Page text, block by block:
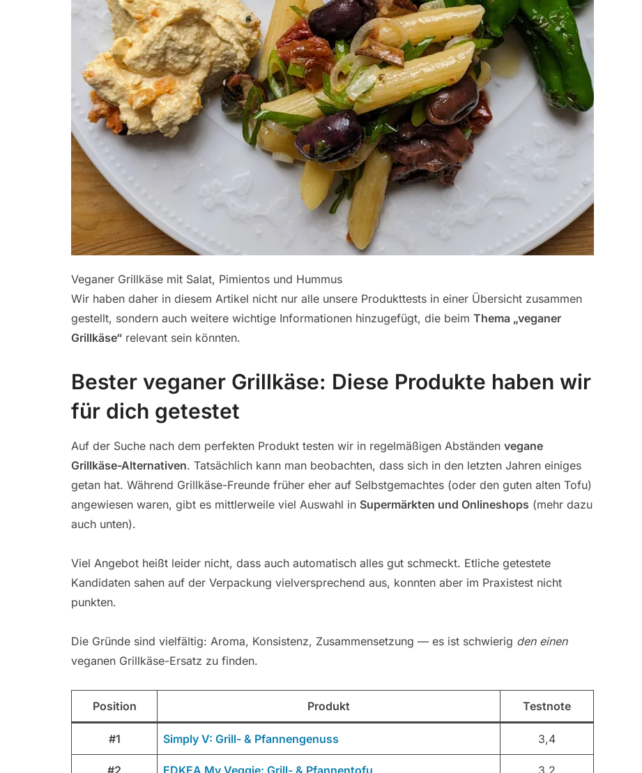
Veganer Grillkäse mit Salat, Pimientos und Hummus
Wir haben daher in diesem Artikel nicht nur alle unsere Produkttests in einer Übersicht zusammen
gestellt, sondern auch weitere wichtige Informationen hinzugefügt, die beim Thema „veganer
Grillkäse“ relevant sein könnten.
Bester veganer Grillkäse: Diese Produkte haben wir
für dich getestet
Auf der Suche nach dem perfekten Produkt testen wir in regelmäßigen Abständen vegane
Grillkäse-Alternativen. Tatsächlich kann man beobachten, dass sich in den letzten Jahren einiges
getan hat. Während Grillkäse-Freunde früher eher auf Selbstgemachtes (oder den guten alten Tofu)
angewiesen waren, gibt es mittlerweile viel Auswahl in Supermärkten und Onlineshops (mehr dazu
auch unten).
Viel Angebot heißt leider nicht, dass auch automatisch alles gut schmeckt. Etliche getestete
Kandidaten sahen auf der Verpackung vielversprechend aus, konnten aber im Praxistest nicht
punkten.
Die Gründe sind vielfältig: Aroma, Konsistenz, Zusammensetzung — es ist schwierig den einen
veganen Grillkäse-Ersatz zu finden.
Position Produkt Testnote
#1 Simply V: Grill- & Pfannengenuss 3,4
#2 EDKEA My Veggie: Grill- & Pfannentofu 3,2